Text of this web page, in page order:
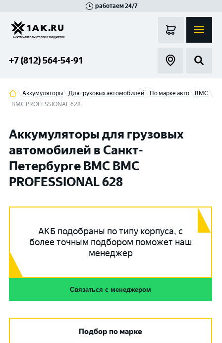
работаем 24/7
+7 (812) 564-54-91
Аккумуляторы Для грузовых автомобилей По марке авто
BMC
BMC PROFESSIONAL 628
Аккумуляторы для грузовых
автомобилей в Санкт-
Петербурге BMC BMC
PROFESSIONAL 628
АКБ подобраны по типу корпуса, с
более точным подбором поможет наш
менеджер
Связаться с менеджером
Подбор по марке
Гатчина